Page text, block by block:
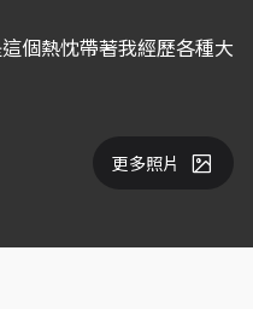
個熱忱帶著我經歷各種大
更多照片